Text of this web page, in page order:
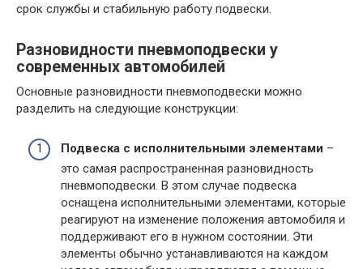
срок службы и стабильную работу подвески.
Разновидности пневмоподвески у
современных автомобилей
Основные разновидности пневмоподвески можно
разделить на следующие конструкции:
Подвеска с исполнительными элементами –
это самая распространенная разновидность
пневмоподвески. В этом случае подвеска
оснащена исполнительными элементами, которые
реагируют на изменение положения автомобиля и
поддерживают его в нужном состоянии. Эти
элементы обычно устанавливаются на каждом